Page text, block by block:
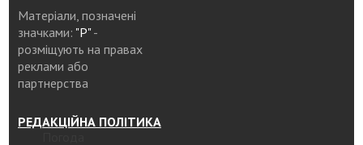
Матеріали, позначені
значками: "Р"-
розміщують на правах
реклами або
партнерства
РЕДАКЦІЙНА ПОЛІТИКА